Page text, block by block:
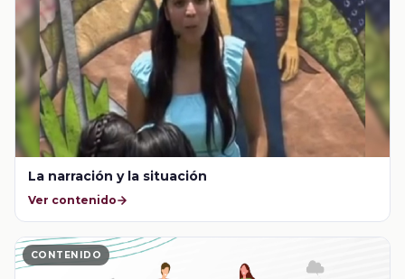
La narración y la situación
Ver contenido
CONTENIDO